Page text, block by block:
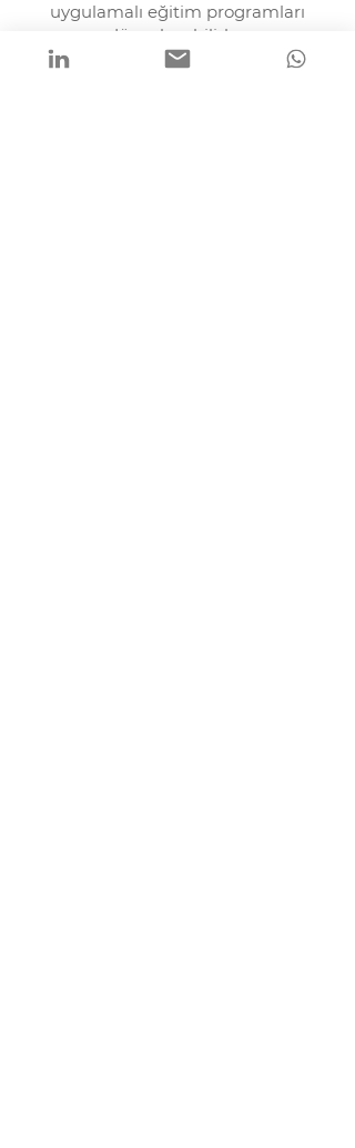
uygulamalı eğitim programları
düzenleyebilirler.